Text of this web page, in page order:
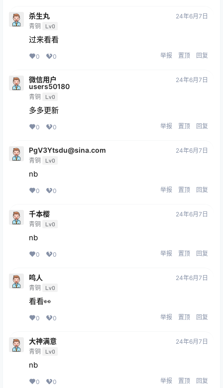
杀生丸
青铜 Lv0
24年6月7日
过来看看
0 0 举报 置顶 回复
微信用户
users50180
青铜 Lv0
24年6月7日
多多更新
0 0 举报 置顶 回复
PgV3Ytsdu@sina.com
青铜 Lv0
24年6月7日
nb
0 0 举报 置顶 回复
千本樱
青铜 Lv0
24年6月7日
nb
0 0 举报 置顶 回复
鸣人
青铜 Lv0
24年6月7日
看看👀
0 0 举报 置顶 回复
大神满意
青铜 Lv0
24年6月7日
nb
0 0 举报 置顶 回复